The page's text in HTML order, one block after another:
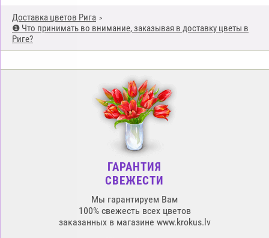
Доставка цветов Рига
❶ Что принимать во внимание, заказывая в доставку цветы в
Риге?
ГАРАНТИЯ
СВЕЖЕСТИ
Мы гарантируем Вам
100% свежесть всех цветов
заказанных в магазине www.krokus.lv